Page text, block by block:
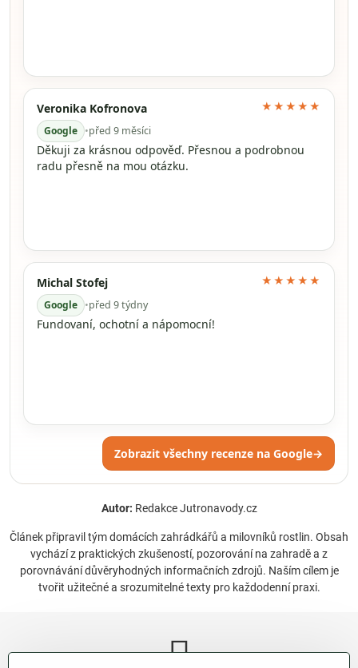
Veronika Kofronova
Google •před 9 měsíci
★★★★★
Děkuji za krásnou odpověď. Přesnou a podrobnou
radu přesně na mou otázku.
Michal Stofej
Google •před 9 týdny
★★★★★
Fundovaní, ochotní a nápomocní!
Zobrazit všechny recenze na Google→
Autor: Redakce Jutronavody.cz
Článek připravil tým domácích zahrádkářů a milovníků rostlin. Obsah
vychází z praktických zkušeností, pozorování na zahradě a z
porovnávání důvěryhodných informačních zdrojů. Naším cílem je
tvořit užitečné a srozumitelné texty pro každodenní praxi.